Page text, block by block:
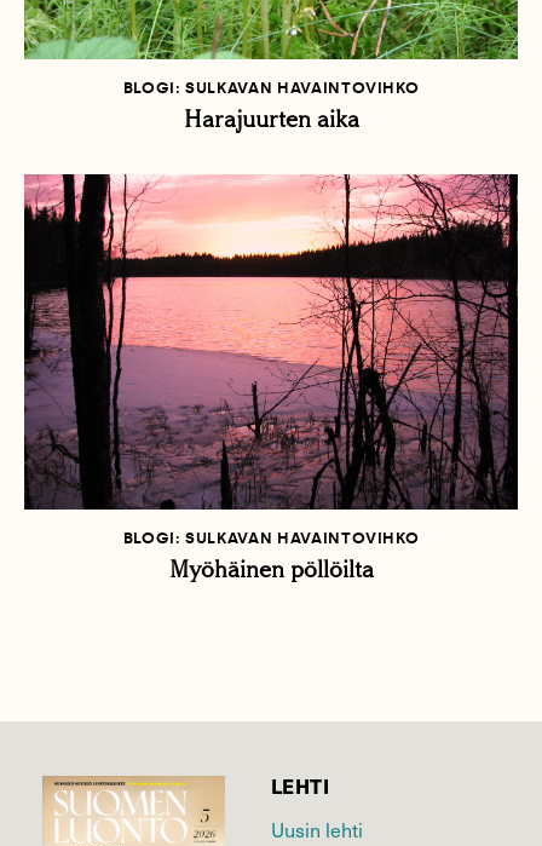
BLOGI: SULKAVAN HAVAINTOVIHKO
Harajuurten aika
BLOGI: SULKAVAN HAVAINTOVIHKO
Myöhäinen pöllöilta
LEHTI
Uusin lehti